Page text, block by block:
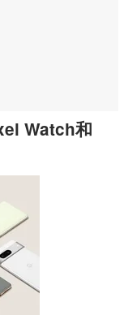
Watch和